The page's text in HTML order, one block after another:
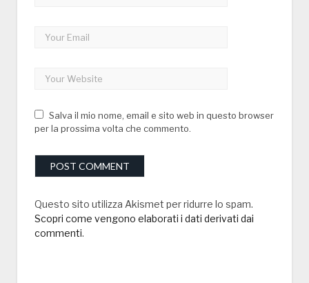
Salva il mio nome, email e sito web in questo browser
per la prossima volta che commento.
Questo sito utilizza Akismet per ridurre lo spam.
Scopri come vengono elaborati i dati derivati dai
commenti.